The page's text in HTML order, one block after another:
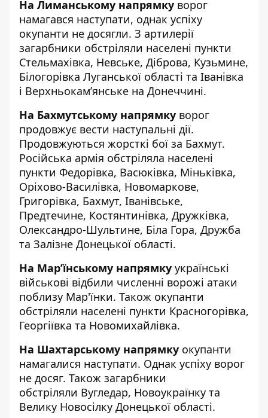
На Лиманському напрямку ворог
намагався наступати, однак успіху
окупанти не досягли. З артилерії
загарбники обстріляли населені пункти
Стельмахівка, Невське, Діброва, Кузьмине,
Білогорівка Луганської області та Іванівка
і Верхньокам’янське на Донеччині.
На Бахмутському напрямку ворог
продовжує вести наступальні дії.
Продовжуються жорсткі бої за Бахмут.
Російська армія обстріляла населені
пункти Федорівка, Васюківка, Міньківка,
Оріхово-Василівка, Новомаркове,
Григорівка, Бахмут, Іванівське,
Предтечине, Костянтинівка, Дружківка,
Олександро-Шультине, Біла Гора, Дружба
та Залізне Донецької області.
На Мар’їнському напрямку українські
військові відбили численні ворожі атаки
поблизу Мар'їнки. Також окупанти
обстріляли населені пункти Красногорівка,
Георгіївка та Новомихайлівка.
На Шахтарському напрямку окупанти
намагалися наступати. Однак успіху ворог
не досяг. Також загарбники
обстріляли Вугледар, Новоукраїнку та
Велику Новосілку Донецької області.